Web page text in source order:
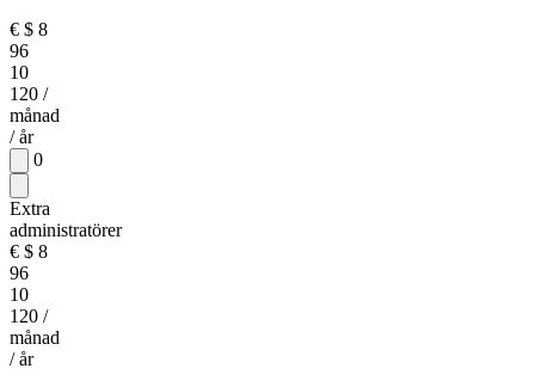
€ $ 8
96
10
120 /
månad
/ år
0
Extra
administratörer
€ $ 8
96
10
120 /
månad
/ år